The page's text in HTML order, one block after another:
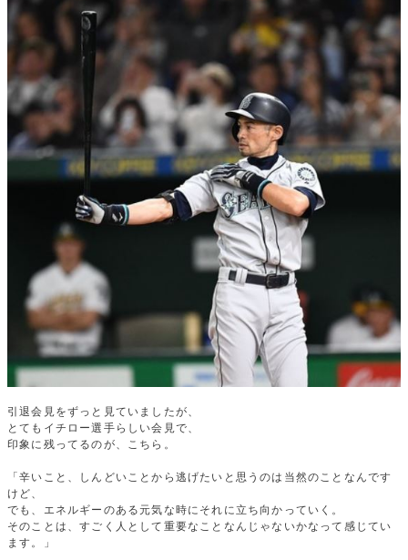
引退会見をずっと見ていましたが、
とてもイチロー選手らしい会見で、
印象に残ってるのが、こちら。
「辛いこと、しんどいことから逃げたいと思うのは当然のことなんです
けど、
でも、エネルギーのある元気な時にそれに立ち向かっていく。
そのことは、すごく人として重要なことなんじゃないかなって感じてい
ます。」